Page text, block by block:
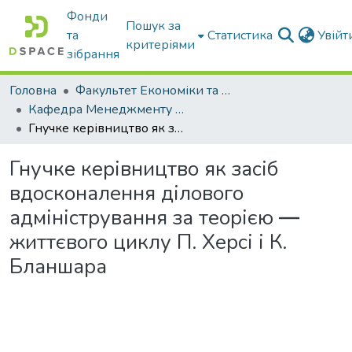
Фонди
та
зібрання
Пошук за
критеріями
Статистика
Головна
Факультет Економіки та бізнесу
Кафедра Менеджменту та публічного адміністрування
Гнучке керівництво як засіб вдосконалення ділового адміністрування за теорією ― життєвого циклу П. Херсі і К. Бланшара
Гнучке керівництво як засіб
вдосконалення ділового
адміністрування за теорією ―
життєвого циклу П. Херсі і К.
Бланшара